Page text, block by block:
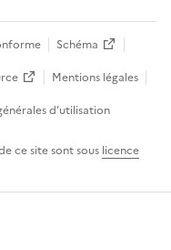
Schéma
Mentions légales
d’utilisation
ce site sont sous licence